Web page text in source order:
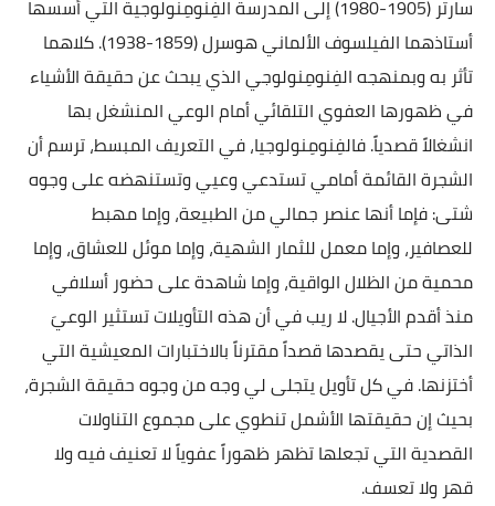
سارتر (1905-1980) إلى المدرسة الفِنومِنولوجية التي أسسها
أستاذهما الفيلسوف الألماني هوسرل (1859-1938). كلاهما
تأثر به وبمنهجه الفِنومِنولوجي الذي يبحث عن حقيقة الأشياء
في ظهورها العفوي التلقائي أمام الوعي المنشغل بها
انشغالاً قصدياً. فالفِنومِنولوجيا، في التعريف المبسط، ترسم أن
الشجرة القائمة أمامي تستدعي وعيي وتستنهضه على وجوه
شتى: فإما أنها عنصر جمالي من الطبيعة، وإما مهبط
للعصافير، وإما معمل للثمار الشهية، وإما موئل للعشاق، وإما
محمية من الظلال الواقية، وإما شاهدة على حضور أسلافي
منذ أقدم الأجيال. لا ريب في أن هذه التأويلات تستثير الوعيَ
الذاتي حتى يقصدها قصداً مقترناً بالاختبارات المعيشية التي
أختزنها. في كل تأويل يتجلى لي وجه من وجوه حقيقة الشجرة،
بحيث إن حقيقتها الأشمل تنطوي على مجموع التناولات
القصدية التي تجعلها تظهر ظهوراً عفوياً لا تعنيف فيه ولا
قهر ولا تعسف.